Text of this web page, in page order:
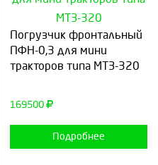
Погрузчик фронтальный
ПФН-0,3 для мини
тракторов типа МТЗ-320
169500
Подробнее
Выберите количество: